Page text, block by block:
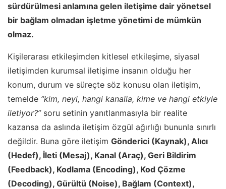
sürdürülmesi anlamına gelen iletişime dair yönetsel
bir bağlam olmadan işletme yönetimi de mümkün
olmaz.
Kişilerarası etkileşimden kitlesel etkileşime, siyasal
iletişimden kurumsal iletişime insanın olduğu her
konum, durum ve süreçte söz konusu olan iletişim,
temelde “kim, neyi, hangi kanalla, kime ve hangi etkiyle
iletiyor?”soru setinin yanıtlanmasıyla bir realite
kazansa da aslında iletişim özgül ağırlığı bununla sınırlı
değildir. Buna göre iletişim Gönderici (Kaynak), Alıcı
(Hedef), İleti (Mesaj), Kanal (Araç), Geri Bildirim
(Feedback), Kodlama (Encoding), Kod Çözme
(Decoding), Gürültü (Noise), Bağlam (Context),